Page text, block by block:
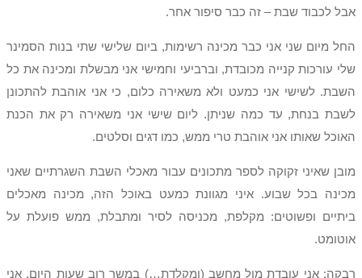
אבל לכבוד שבת – זה כבר סיפור אחר.
החל מיום שני אני כבר מכינה רשימות, ביום שלישי שתי בנות הסמינר
שלי עורכות קנייה מכובדת, וברביעי וחמישי אני מבשלת ומכינה את כל
השבת. לשישי אני כמעט ולא משאירה כלום, כי אני אוהבת להתכונן
לשבת בנחת, עד כמה שניתן. ליום שישי אני משאירה רק את הכנת
האוכל שאותו אני אוהבת טרי ממש, כמו דגים וסלטים.
מובן שאיני זקוקה לספר מתכונים עבור מאכלי השבת השגרתיים שאני
מכינה בכל שבוע. איני מגוונת כמעט באוכל הזה, מכינה מאכלים
ביתיים ופשוטים: מקלפת, מכניסה לסיר ומתבלת, ממש פועלת על
אוטומט.
רבקה: אני עובדת מול מחשב (ומקלדת…) במשך רוב שעות היום. אני